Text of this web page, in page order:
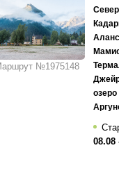
№1975148
08.08